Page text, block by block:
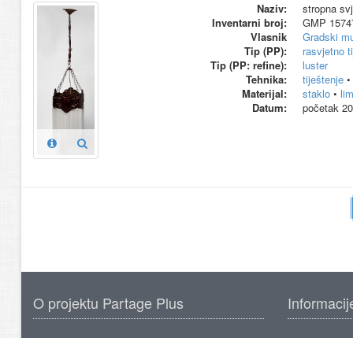
Naziv:
stropna
Inventarni broj:
GMP
Vlasnik
Gradski
Tip (PP):
rasvjetno
Tip (PP: refine):
luster
Tehnika:
tiještenje•
Materijal:
staklo• lim
Datum:
početak
O projektu Partage Plus